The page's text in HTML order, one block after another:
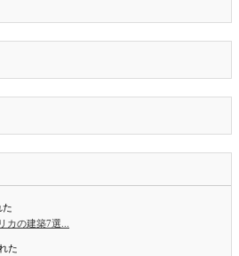
た
カの建築7選...
た